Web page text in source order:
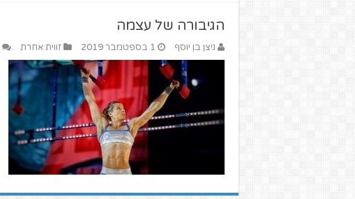
הגיבורה של עצמה
ניצן בן יוסף 1 בספטמבר 2019 זווית אחרת